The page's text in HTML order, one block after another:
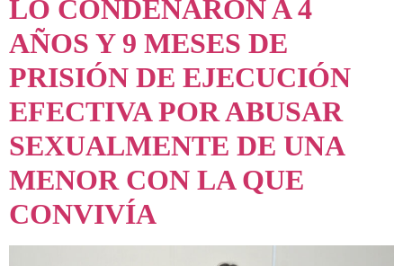
LO CONDENARON A 4
AÑOS Y 9 MESES DE
PRISIÓN DE EJECUCIÓN
EFECTIVA POR ABUSAR
SEXUALMENTE DE UNA
MENOR CON LA QUE
CONVIVÍA